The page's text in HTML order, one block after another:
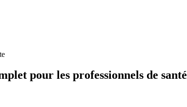
pour les professionnels de santé